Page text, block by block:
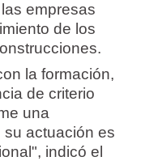
empresas
de los
la formación,
de criterio
una
actuación es
indicó el